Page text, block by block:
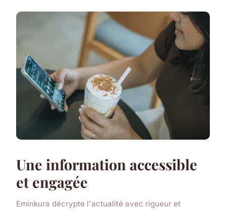
Une information accessible
et engagée
Eminkura décrypte l'actualité avec rigueur et